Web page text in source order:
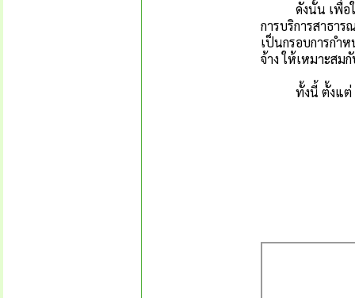
ดังนั้น เพื่อให้ก
การบริการสาธา
เป็นกรอบการกำ
จ้าง ให้เหมาะสม
ทั้งนี้ ตั้งแต่ 1